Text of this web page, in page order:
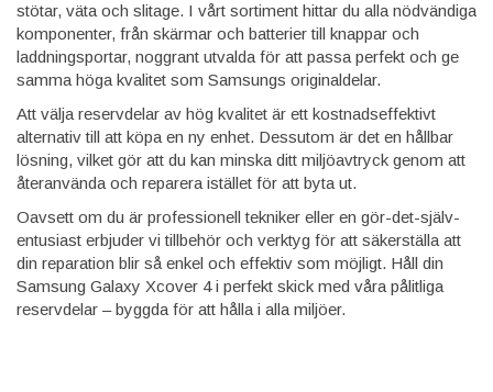
stötar, väta och slitage. I vårt sortiment hittar du alla nödvändiga
komponenter, från skärmar och batterier till knappar och
laddningsportar, noggrant utvalda för att passa perfekt och ge
samma höga kvalitet som Samsungs originaldelar.
Att välja reservdelar av hög kvalitet är ett kostnadseffektivt
alternativ till att köpa en ny enhet. Dessutom är det en hållbar
lösning, vilket gör att du kan minska ditt miljöavtryck genom att
återanvända och reparera istället för att byta ut.
Oavsett om du är professionell tekniker eller en gör-det-själv-
entusiast erbjuder vi tillbehör och verktyg för att säkerställa att
din reparation blir så enkel och effektiv som möjligt. Håll din
Samsung Galaxy Xcover 4 i perfekt skick med våra pålitliga
reservdelar – byggda för att hålla i alla miljöer.